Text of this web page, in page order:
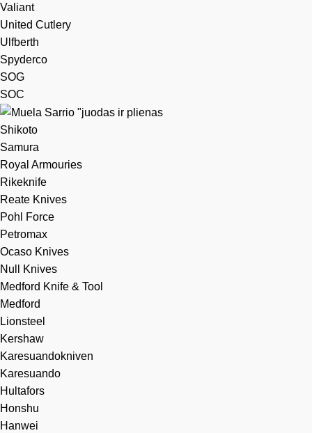
Valiant
United Cutlery
Ulfberth
Spyderco
SOG
SOC
Shikoto
Samura
Royal Armouries
Rikeknife
Reate Knives
Pohl Force
Petromax
Ocaso Knives
Null Knives
Medford Knife & Tool
Medford
Lionsteel
Kershaw
Karesuandokniven
Karesuando
Hultafors
Honshu
Hanwei